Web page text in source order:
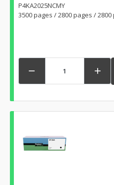
P4KA2025NCMY
3500 pages / 2800 pages /
 